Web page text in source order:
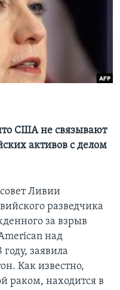
США не связывают
активов с делом
Ливии
разведчика
за взрыв
над
заявила
Как известно,
раком, находится в